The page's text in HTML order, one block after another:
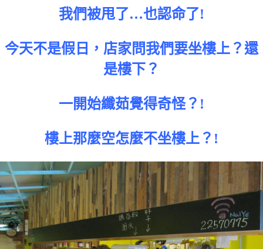
我們被甩了…也認命了!
今天不是假日，店家問我們要坐樓上？還
是樓下？
一開始纖茹覺得奇怪？!
樓上那麼空怎麼不坐樓上？!